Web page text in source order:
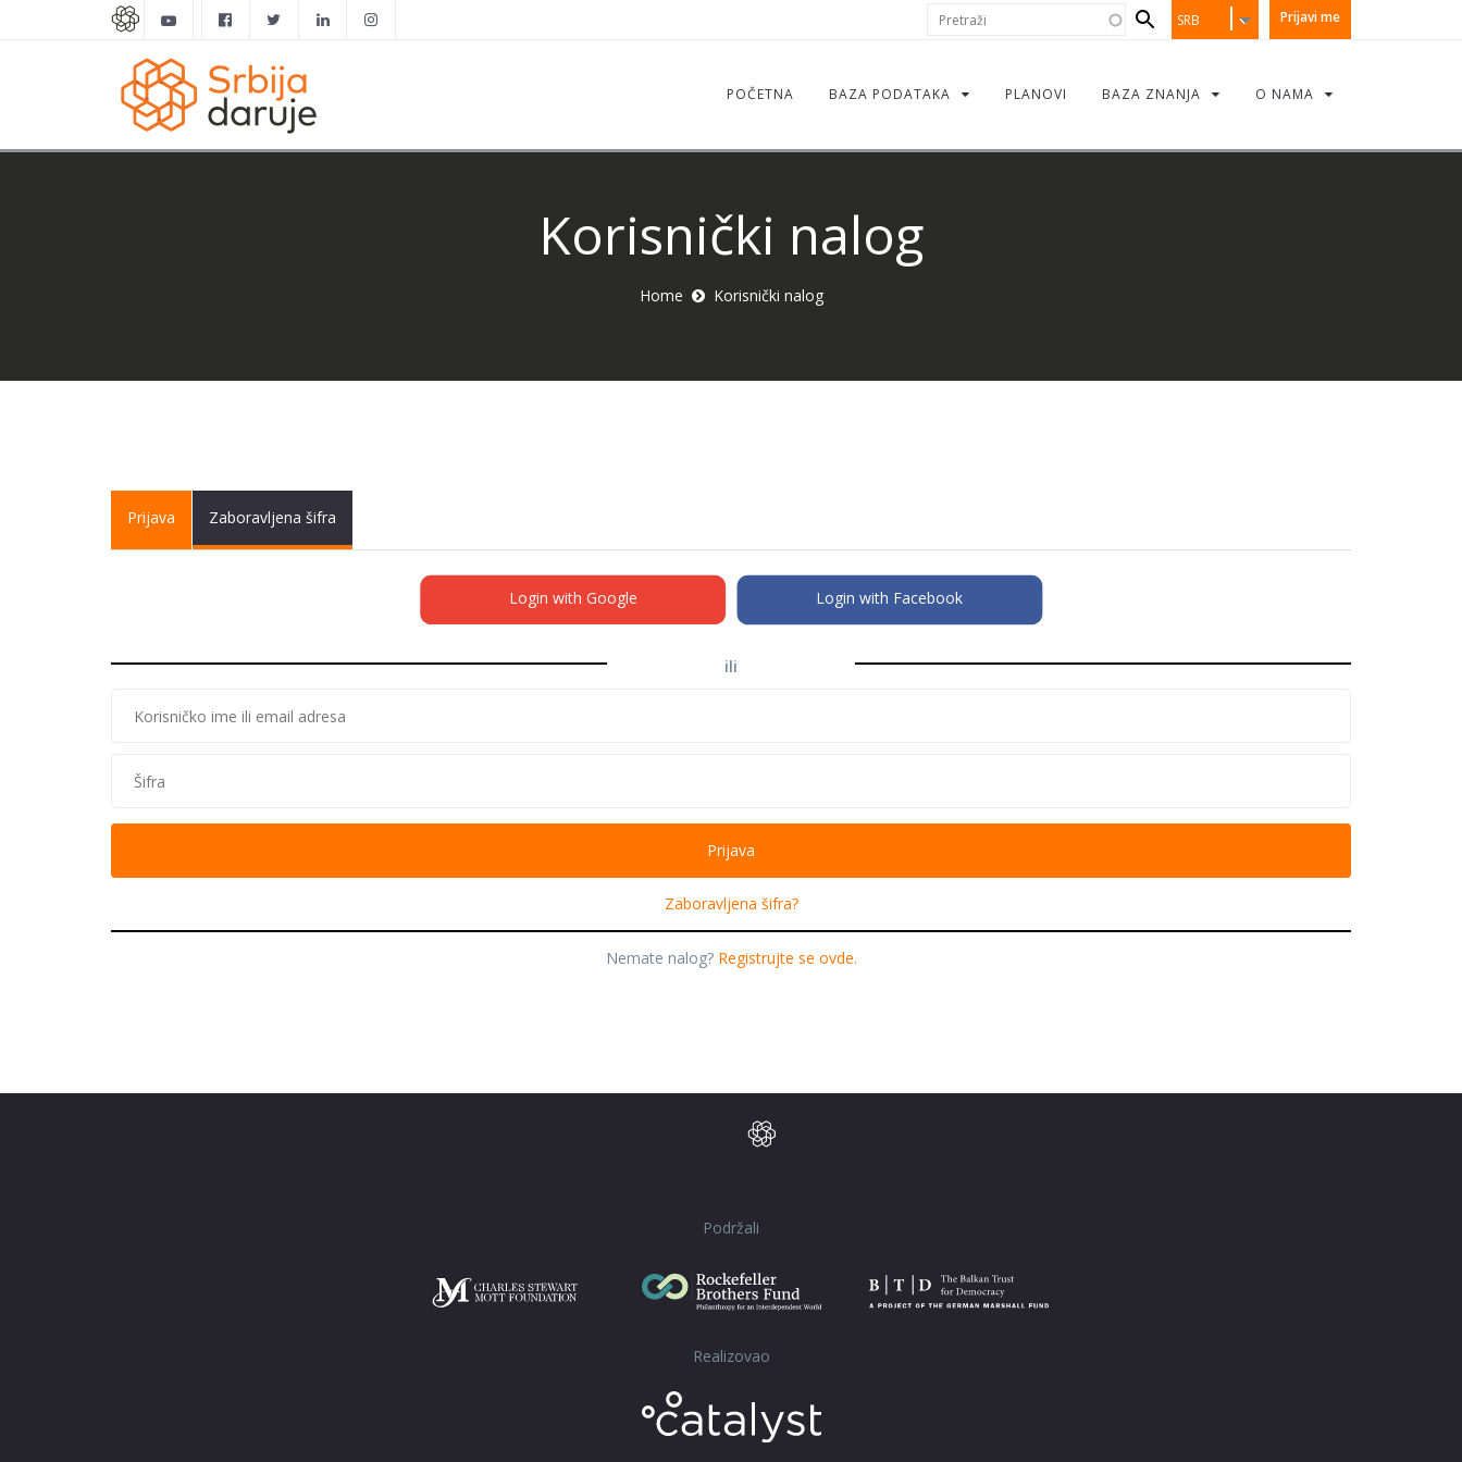
Prijavi me
SRB
Search
form
POČETNA BAZA PODATAKA PLANOVI BAZA ZNANJA O NAMA
Korisnički nalog
Home Korisnički nalog
Primary tabs
Prijava (activeZaboravljena šifra
Login with Google Login with Facebook
ili
Zaboravljena šifra?
Nemate nalog? Registrujte se ovde.
Podržali
Realizovao